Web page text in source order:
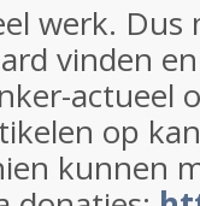
werk. Dus
vinden
actueel
op
kunnen